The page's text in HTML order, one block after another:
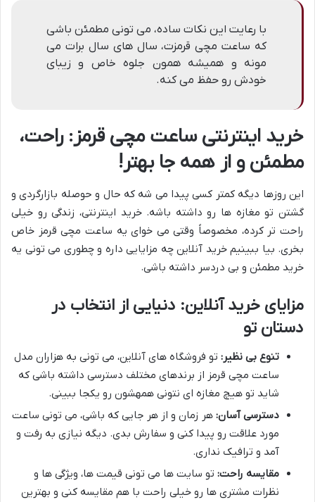
با رعایت این نکات ساده، می تونی مطمئن باشی
که ساعت مچی قرمزت، سال های سال برات می
مونه و همیشه همون جلوه خاص و زیبای
خودش رو حفظ می کنه.
خرید اینترنتی ساعت مچی قرمز: راحت،
مطمئن و از همه جا بهتر!
این روزها دیگه کمتر کسی پیدا می شه که حال و حوصله بازارگردی و
گشتن تو مغازه ها رو داشته باشه. خرید اینترنتی، زندگی رو خیلی
راحت تر کرده، مخصوصاً وقتی می خوای یه ساعت مچی قرمز خاص
بخری. بیا ببینیم خرید آنلاین چه مزایایی داره و چطوری می تونی یه
خرید مطمئن و بی دردسر داشته باشی.
مزایای خرید آنلاین: دنیایی از انتخاب در
دستان تو
تنوع بی نظیر: تو فروشگاه های آنلاین، می تونی به هزاران مدل
ساعت مچی قرمز از برندهای مختلف دسترسی داشته باشی که
شاید تو هیچ مغازه ای نتونی همهشون رو یکجا ببینی.
دسترسی آسان: هر زمان و از هر جایی که باشی، می تونی ساعت
مورد علاقت رو پیدا کنی و سفارش بدی. دیگه نیازی به رفت و
آمد و ترافیک نداری.
مقایسه راحت: تو سایت ها می تونی قیمت ها، ویژگی ها و
نظرات مشتری ها رو خیلی راحت با هم مقایسه کنی و بهترین